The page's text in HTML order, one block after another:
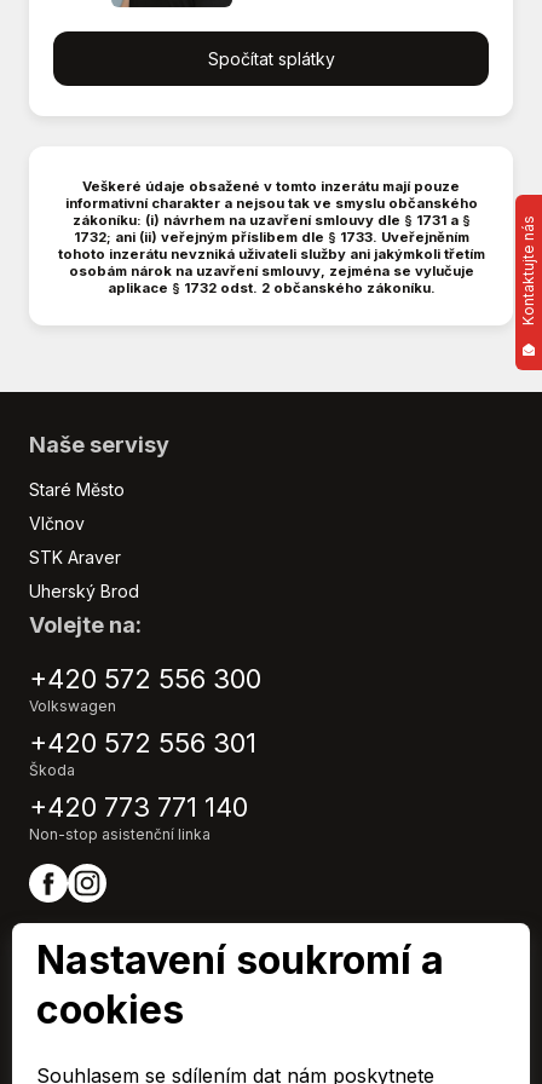
Hliník atp.)
Isofix
Klimatizace
Litá kola
Loketní opěrka přední
Malý kožený paket
Manuální převodovka
Metalický lak
Mlhovky
Originál autorádio
Parkovací senzory zadní
Posilovač řízení
Start-stop systém
Sun set
Tempomat
Tónovaná skla
Vyhřívaná zrcátka
Vyhřívání sedadel vpředu
Zadní stěrač
Spočítat splátky
Veškeré údaje obsažené v tomto inzerátu mají pouze
informativní charakter a nejsou tak ve smyslu občanského
zákoníku: (i) návrhem na uzavření smlouvy dle § 1731 a §
1732; ani (ii) veřejným příslibem dle § 1733. Uveřejněním
tohoto inzerátu nevzniká uživateli služby ani jakýmkoli třetím
osobám nárok na uzavření smlouvy, zejména se vylučuje
aplikace § 1732 odst. 2 občanského zákoníku.
Naše servisy
Staré Město
Vlčnov
STK Araver
Uherský Brod
Volejte na:
+420 572 556 300
Volkswagen
+420 572 556 301
Škoda
+420 773 771 140
Non-stop asistenční linka
Kontaktujte nás
Nastavení soukromí a
cookies
Souhlasem se sdílením dat nám poskytnete